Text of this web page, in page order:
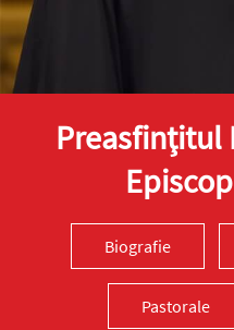
Preasfinţitul
Biografie
Pastorale